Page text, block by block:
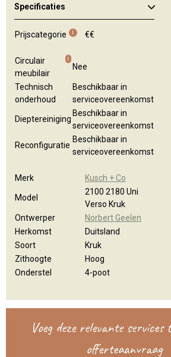
Specificaties
Prijscategorie i €€
Circulair
meubilair
i
Nee
Technisch
onderhoud
Beschikbaar in
serviceovereenkomst
Dieptereiniging
Beschikbaar in
serviceovereenkomst
Reconfiguratie
Beschikbaar in
serviceovereenkomst
Merk Kusch + Co
Model
2100 2180 Uni
Verso Kruk
Ontwerper
Norbert Geelen
Herkomst
Duitsland
Soort
Kruk
Zithoogte
Hoog
Onderstel
4-poot
Voeg deze relevante services
offerteaanvraag